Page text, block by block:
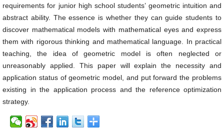
requirements for junior high school students’ geometric intuition and
abstract ability. The essence is whether they can guide students to
discover mathematical models with mathematical eyes and express
them with rigorous thinking and mathematical language. In practical
teaching, the idea of geometric model is often neglected or
unreasonably applied. This paper will explain the necessity and
application status of geometric model, and put forward the problems
existing in the application process and the reference optimization
strategy.